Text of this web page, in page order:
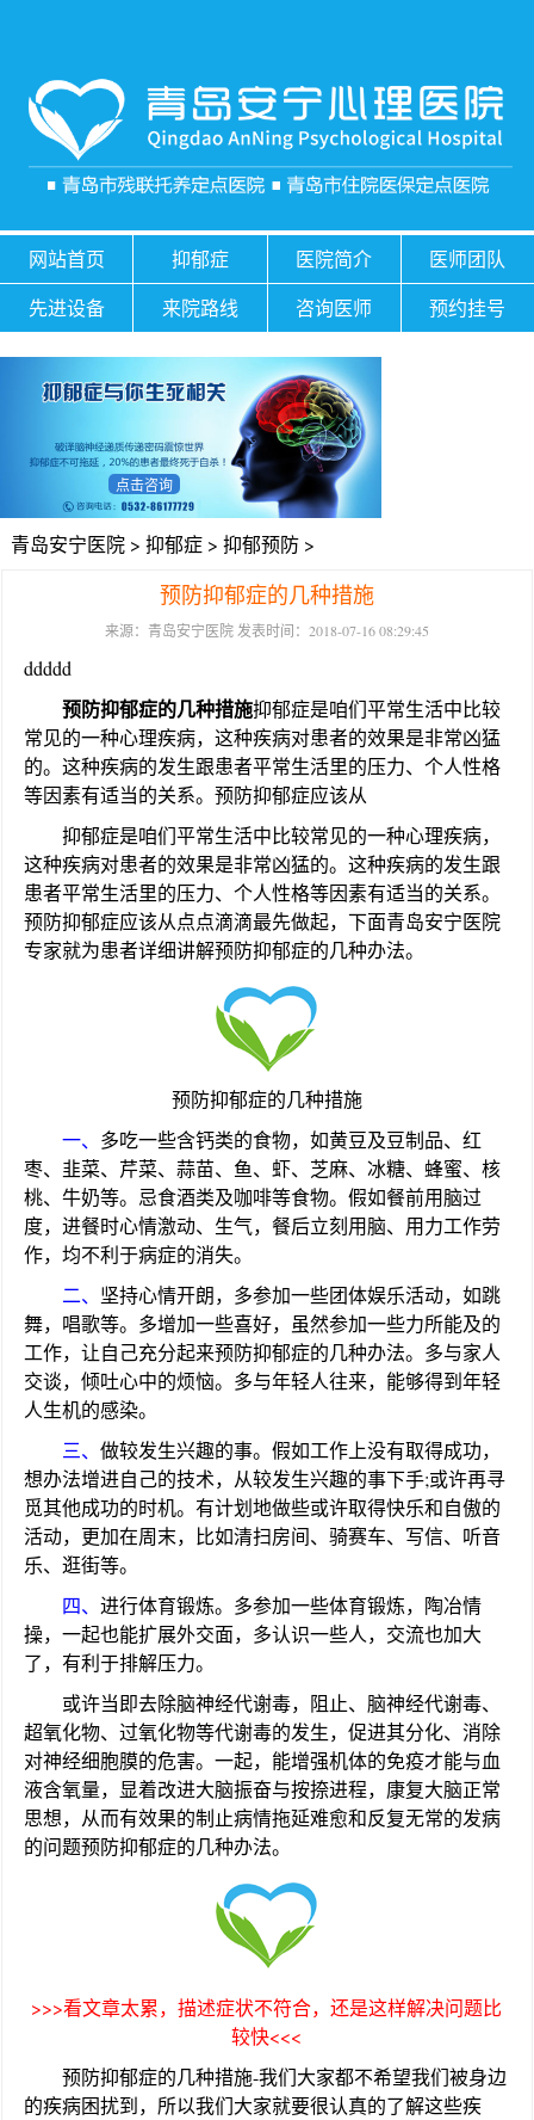
网站首页 抑郁症 医院简介
医师团队
先进设备
来院路线 咨询医师 预约挂号
点击咨询
青岛安宁医院> 抑郁症> 抑郁预防>
预防抑郁症的几种措施
来源：青岛安宁医院 发表时间：2018-07-16 08:29:45
ddddd
预防抑郁症的几种措施抑郁症是咱们平常生活中比较
常见的一种心理疾病，这种疾病对患者的效果是非常凶猛
的。这种疾病的发生跟患者平常生活里的压力、个人性格
等因素有适当的关系。预防抑郁症应该从
抑郁症是咱们平常生活中比较常见的一种心理疾病，
这种疾病对患者的效果是非常凶猛的。这种疾病的发生跟
患者平常生活里的压力、个人性格等因素有适当的关系。
预防抑郁症应该从点点滴滴最先做起，下面青岛安宁医院
专家就为患者详细讲解预防抑郁症的几种办法。
预防抑郁症的几种措施
一、 多吃一些含钙类的食物，如黄豆及豆制品、红
枣、韭菜、芹菜、蒜苗、鱼、虾、芝麻、冰糖、蜂蜜、核
桃、牛奶等。忌食酒类及咖啡等食物。假如餐前用脑过
度，进餐时心情激动、生气，餐后立刻用脑、用力工作劳
作，均不利于病症的消失。
二、 坚持心情开朗，多参加一些团体娱乐活动，如跳
舞，唱歌等。多增加一些喜好，虽然参加一些力所能及的
工作，让自己充分起来预防抑郁症的几种办法。多与家人
交谈，倾吐心中的烦恼。多与年轻人往来，能够得到年轻
人生机的感染。
三、 做较发生兴趣的事。假如工作上没有取得成功，
想办法增进自己的技术，从较发生兴趣的事下手;或许再寻
觅其他成功的时机。有计划地做些或许取得快乐和自傲的
活动，更加在周末，比如清扫房间、骑赛车、写信、听音
乐、逛街等。
四、 进行体育锻炼。多参加一些体育锻炼，陶冶情
操，一起也能扩展外交面，多认识一些人，交流也加大
了，有利于排解压力。
或许当即去除脑神经代谢毒，阻止、脑神经代谢毒、
超氧化物、过氧化物等代谢毒的发生，促进其分化、消除
对神经细胞膜的危害。一起，能增强机体的免疫才能与血
液含氧量，显着改进大脑振奋与按捺进程，康复大脑正常
思想，从而有效果的制止病情拖延难愈和反复无常的发病
的问题预防抑郁症的几种办法。
>>>看文章太累，描述症状不符合，还是这样解决问题比
较快<<<
预防抑郁症的几种措施-我们大家都不希望我们被身边
的疾病困扰到，所以我们大家就要很认真的了解这些疾